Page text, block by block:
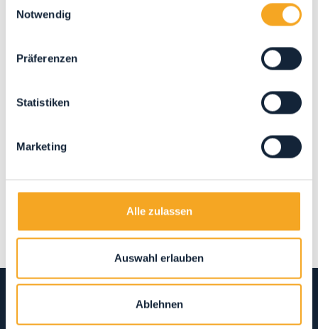
Notwendig
Präferenzen
Statistiken
Marketing
Alle zulassen
Auswahl erlauben
Ablehnen